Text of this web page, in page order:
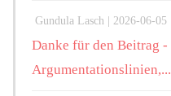
Gundula Lasch | 2026-06-05
Danke für den Beitrag
Argumentationslinien,...